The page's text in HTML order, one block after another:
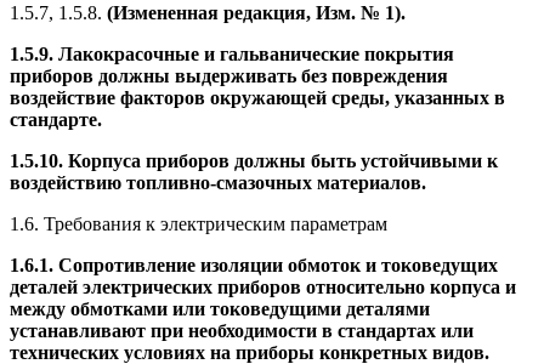
1.5.7, 1.5.8. (Измененная редакция, Изм. № 1).
1.5.9. Лакокрасочные и гальванические покрытия
приборов должны выдерживать без повреждения
воздействие факторов окружающей среды, указанных в
стандарте.
1.5.10. Корпуса приборов должны быть устойчивыми к
воздействию топливно-смазочных материалов.
1.6. Требования к электрическим параметрам
1.6.1. Сопротивление изоляции обмоток и токоведущих
деталей электрических приборов относительно корпуса и
между обмотками или токоведущими деталями
устанавливают при необходимости в стандартах или
технических условиях на приборы конкретных видов.